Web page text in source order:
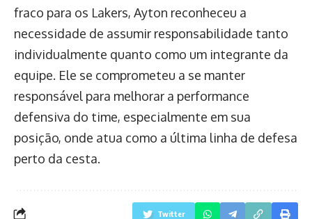
fraco para os Lakers, Ayton reconheceu a
necessidade de assumir responsabilidade tanto
individualmente quanto como um integrante da
equipe. Ele se comprometeu a se manter
responsável para melhorar a performance
defensiva do time, especialmente em sua
posição, onde atua como a última linha de defesa
perto da cesta.
Twitter